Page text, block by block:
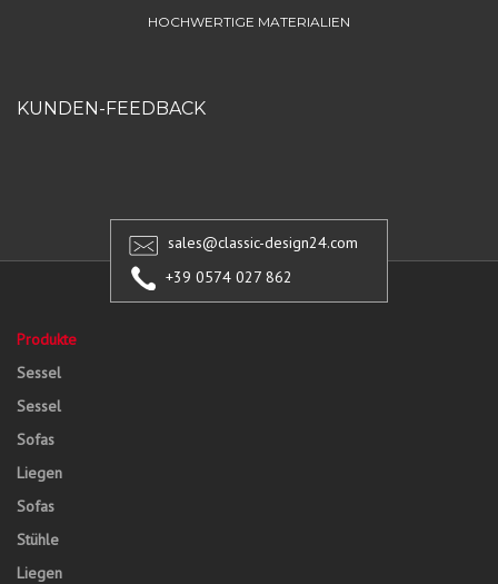
HOCHWERTIGE MATERIALIEN
KUNDEN-FEEDBACK
sales@classic-design24.com
+39 0574 027 862
Produkte
Sessel
Sessel
Sofas
Liegen
Sofas
Stühle
Liegen